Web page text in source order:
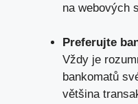
na webových
Preferujte
Vždy je
bankomatů
většina